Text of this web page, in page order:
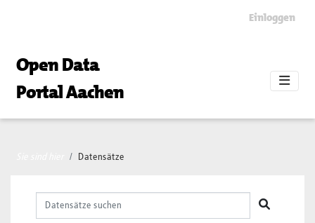
Einloggen
Open Data
Portal Aachen
Datensätze